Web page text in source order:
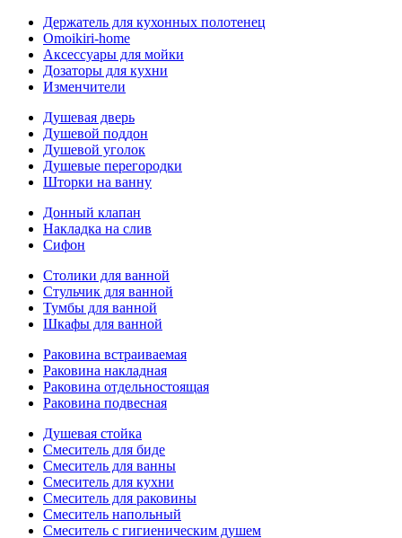
Держатель для кухонных полотенец
Omoikiri-home
Аксессуары для мойки
Дозаторы для кухни
Изменчители
Душевая дверь
Душевой поддон
Душевой уголок
Душевые перегородки
Шторки на ванну
Донный клапан
Накладка на слив
Сифон
Столики для ванной
Стульчик для ванной
Тумбы для ванной
Шкафы для ванной
Раковина встраиваемая
Раковина накладная
Раковина отдельностоящая
Раковина подвесная
Душевая стойка
Смеситель для биде
Смеситель для ванны
Смеситель для кухни
Смеситель для раковины
Смеситель напольный
Смеситель с гигиеническим душем